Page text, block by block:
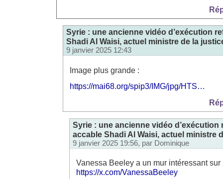
Syrie : une ancienne vidéo d’exécution
Shadi Al Waisi, actuel ministre de la
9 janvier 2025 12:43
Image plus grande :
https://mai68.org/spip3/IMG/jpg/HTS…
Syrie : une ancienne vidéo d’exécution
accable Shadi Al Waisi, actuel ministre
9 janvier 2025 19:56, par Dominique
Vanessa Beeley a un mur intéressant sur
https://x.com/VanessaBeeley